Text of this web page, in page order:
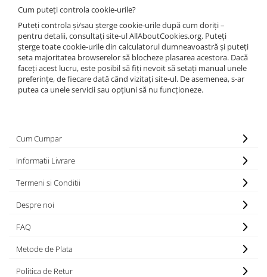
Acumulatori / Baterii
Acumulatori de 12V
Baterii 9V
Încălțăminte
Diferite electronice
Cutii de protecție pentru Gard
Zootehnie
Hrănitoare
Marcarea Animalelor
Tot ce ai nevoie pentru FERMA TA
Cum puteţi controla cookie-urile?
Puteţi controla şi/sau şterge cookie-urile după cum doriţi –
pentru detalii, consultaţi site-ul AllAboutCookies.org. Puteți
șterge toate cookie-urile din calculatorul dumneavoastră și puteți
seta majoritatea browserelor să blocheze plasarea acestora. Dacă
faceţi acest lucru, este posibil să fiţi nevoit să setaţi manual unele
preferinţe, de fiecare dată când vizitaţi site-ul. De asemenea, s-ar
putea ca unele servicii sau opţiuni să nu funcţioneze.
Cum Cumpar
Informatii Livrare
Termeni si Conditii
Despre noi
FAQ
Metode de Plata
Politica de Retur